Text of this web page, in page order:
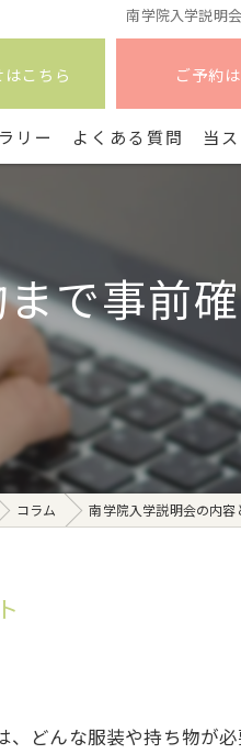
南学院入学説明
はこちら ご予約
リー よくある質問 当
副業
コ
開
で事前
コラム 南学院入学説明会の内
どんな服装や持ち物が